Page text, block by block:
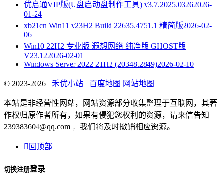
优启通VIP版(U盘启动盘制作工具) v3.7.2025.03262026-
01-24
xb21cn Win11 v23H2 Build 22635.4751.1 精简版2026-02-
06
Win10 22H2 专业版 遐想网络 纯净版 GHOST版
V23.122026-02-01
Windows Server 2022 21H2 (20348.2849)2026-02-10
© 2023-2026 禾优小站 百度地图 网站地图
本站是非经营性网站，网站资源部分收集整理于互联网，其著
作权归原作者所有，如果有侵犯您权利的资源，请来信告知
239383604@qq.com ，我们将及时撤销相应资源。
 回顶部
切换注册登录